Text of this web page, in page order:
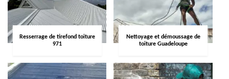
Resserrage de tirefond toiture
971
Nettoyage et démoussage de
toiture Guadeloupe